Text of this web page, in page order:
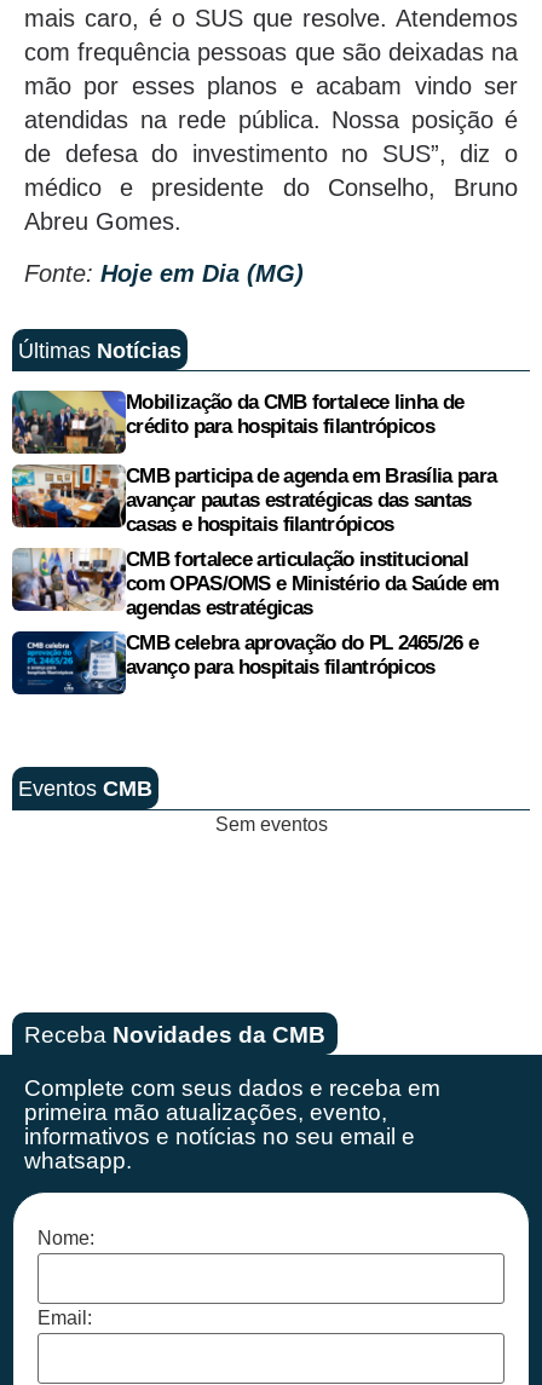
mais caro, é o SUS que resolve. Atendemos
com frequência pessoas que são deixadas na
mão por esses planos e acabam vindo ser
atendidas na rede pública. Nossa posição é
de defesa do investimento no SUS”, diz o
médico e presidente do Conselho, Bruno
Abreu Gomes.
Fonte: Hoje em Dia (MG)
Últimas Notícias
Mobilização da CMB fortalece linha de
crédito para hospitais filantrópicos
CMB participa de agenda em Brasília para
avançar pautas estratégicas das santas
casas e hospitais filantrópicos
CMB fortalece articulação institucional
com OPAS/OMS e Ministério da Saúde em
agendas estratégicas
CMB celebra aprovação do PL 2465/26 e
avanço para hospitais filantrópicos
Eventos CMB
Sem eventos
Receba Novidades da CMB
Complete com seus dados e receba em
primeira mão atualizações, evento,
informativos e notícias no seu email e
whatsapp.
Nome:
Email: